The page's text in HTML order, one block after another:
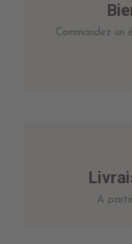
Commandez un
A